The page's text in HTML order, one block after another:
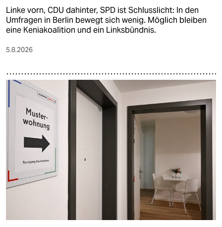
Linke vorn, CDU dahinter, SPD ist Schlusslicht: In den
Umfragen in Berlin bewegt sich wenig. Möglich bleiben
eine Keniakoalition und ein Linksbündnis.
5.8.2026